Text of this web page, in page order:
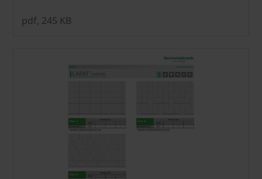
pdf, 245 KB